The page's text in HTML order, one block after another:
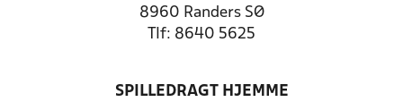
8960 Randers SØ
Tlf: 8640 5625
SPILLEDRAGT HJEMME